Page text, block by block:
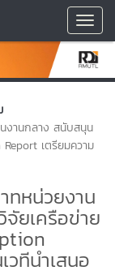
งานกลาง สนับสนุน
เตรียมความ
ทหน่วยงาน
ยเครือข่าย
ทีนำเสนอ